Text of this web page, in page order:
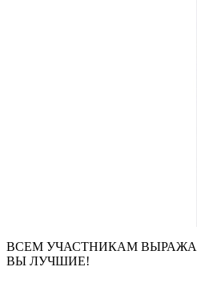
ВСЕМ УЧАСТНИКАМ
ВЫ ЛУЧШИЕ!